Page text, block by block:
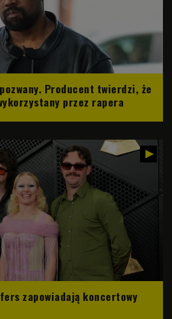
Producent twierdzi, że
przez rapera
zapowiadają koncertowy